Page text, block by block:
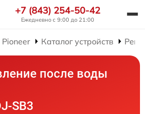
+7 (843) 254-50-42
Ежедневно с 9:00 до 21:00
Каталог устройств
после воды
SB3